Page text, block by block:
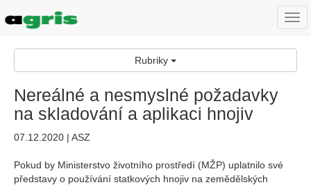
Rubriky
Nereálné a nesmyslné požadavky
na skladování a aplikaci hnojiv
07.12.2020 | ASZ
Pokud by Ministerstvo životního prostředí (MŽP) uplatnilo své
představy o používání statkových hnojiv na zemědělských